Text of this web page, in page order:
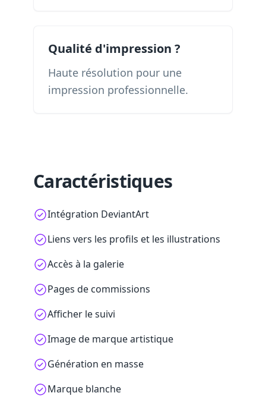
Qualité d'impression ?
Haute résolution pour une
impression professionnelle.
Caractéristiques
Intégration DeviantArt
Liens vers les profils et les illustrations
Accès à la galerie
Pages de commissions
Afficher le suivi
Image de marque artistique
Génération en masse
Marque blanche